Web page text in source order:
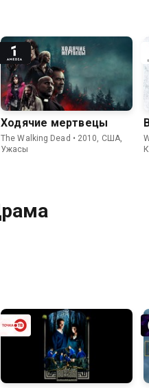
Ходячие мертвецы
The Walking Dead • 2010, США,
Ужасы